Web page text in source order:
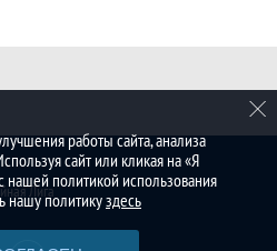
Лига
работы сайта, анализа
сайт или кликая на «Я
нашей политикой использования
нашу политикуздесь